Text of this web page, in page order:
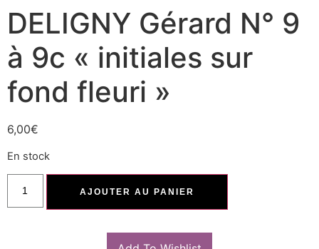
DELIGNY Gérard N° 9
à 9c « initiales sur
fond fleuri »
6,00€
En stock
AJOUTER AU PANIER